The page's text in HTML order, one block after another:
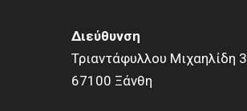
Διεύθυνση
Τριαντάφυλλου Μιχαηλίδη 3
67100 Ξάνθη